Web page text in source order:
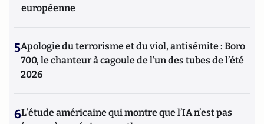
européenne
5Apologie du terrorisme et du viol, antisémite : Boro
700, le chanteur à cagoule de l’un des tubes de l’été
2026
6L’étude américaine qui montre que l’IA n’est pas